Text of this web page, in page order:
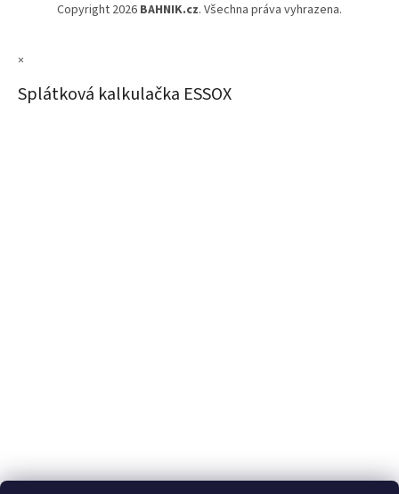
Copyright 2026 BAHNIK.cz. Všechna práva vyhrazena.
×
Splátková kalkulačka ESSOX